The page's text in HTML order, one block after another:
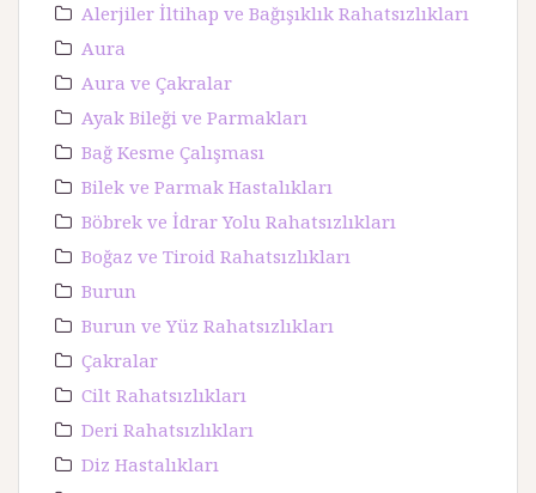
Alerjiler İltihap ve Bağışıklık Rahatsızlıkları
Aura
Aura ve Çakralar
Ayak Bileği ve Parmakları
Bağ Kesme Çalışması
Bilek ve Parmak Hastalıkları
Böbrek ve İdrar Yolu Rahatsızlıkları
Boğaz ve Tiroid Rahatsızlıkları
Burun
Burun ve Yüz Rahatsızlıkları
Çakralar
Cilt Rahatsızlıkları
Deri Rahatsızlıkları
Diz Hastalıkları